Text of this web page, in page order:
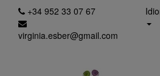
+34 952 33 07 67
virginia.esber@gmail.com